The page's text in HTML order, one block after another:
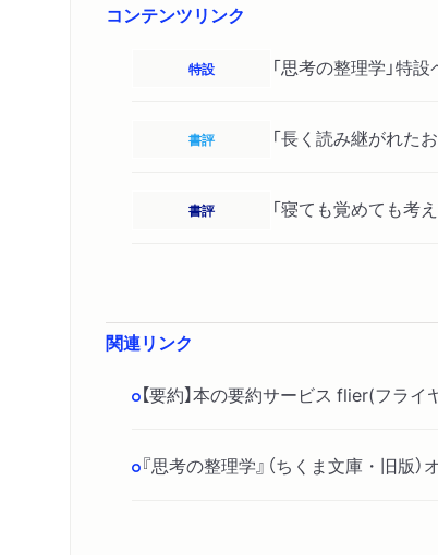
コンテンツリンク
特設 「思考の整理学」特
書評 「長く読み継がれた
書評 「寝ても覚めても考
関連リンク
【要約】本の要約サービス flier(フ
『思考の整理学』（ちくま文庫・旧版